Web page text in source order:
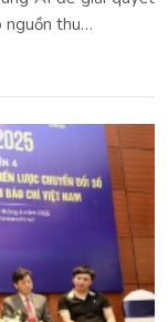
nguồn thu…